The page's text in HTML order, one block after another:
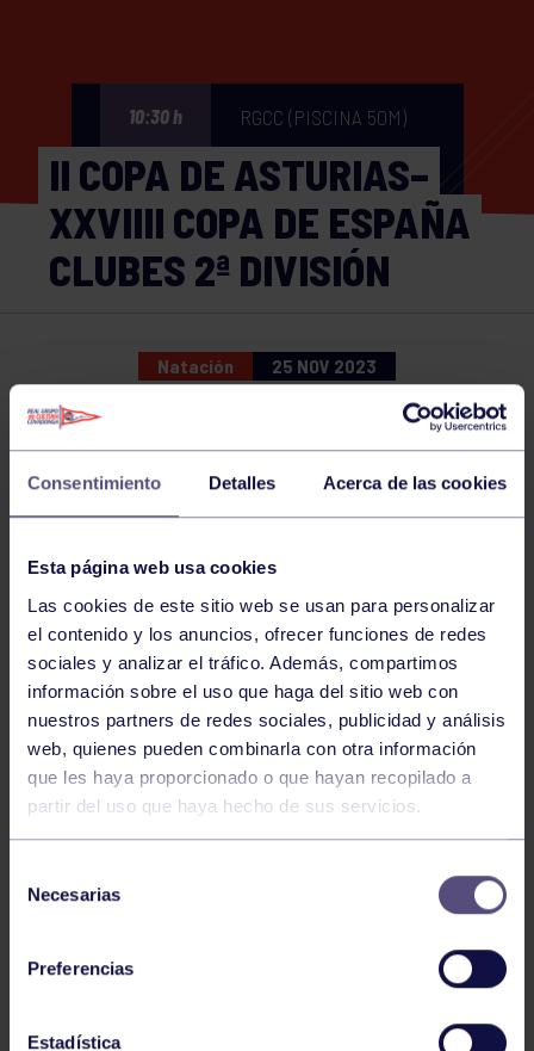
Consentimiento Detalles Acerca de las cookies
Esta página web usa cookies
Las cookies de este sitio web se usan para personalizar
el contenido y los anuncios, ofrecer funciones de redes
sociales y analizar el tráfico. Además, compartimos
información sobre el uso que haga del sitio web con
nuestros partners de redes sociales, publicidad y análisis
web, quienes pueden combinarla con otra información
que les haya proporcionado o que hayan recopilado a
partir del uso que haya hecho de sus servicios.
Necesarias
Preferencias
Estadística
10:30 h RGCC (PISCINA 50M)
II COPA DE ASTURIAS–
XXVIIII COPA DE ESPAÑA
CLUBES 2ª DIVISIÓN
Natación 25 NOV 2023
NOTICIAS RELACIONADAS
Natación 27 Jul 2026
CAMPEONATO DE ESPAÑA DE
NATACIÓN ADAPTADA